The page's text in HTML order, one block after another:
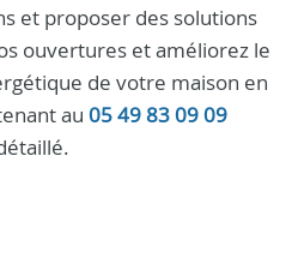
et proposer des solutions
ouvertures et améliorez le
de votre maison en
au 05 49 83 09 09